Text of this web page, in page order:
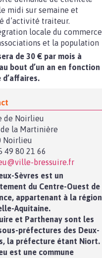
midi sur semaine et
d’activité traiteur.
locale du commerce
et la population
de 30 € par mois à
bout d’un an en fonction
de Noirlieu
la Martinière
Noirlieu
49 80 21 66
bressuire.fr
Sèvres est un
du Centre-Ouest de
appartenant à la région
Aquitaine.
et Parthenay sont les
préfectures des Deux-
la préfecture étant Niort.
est une commune